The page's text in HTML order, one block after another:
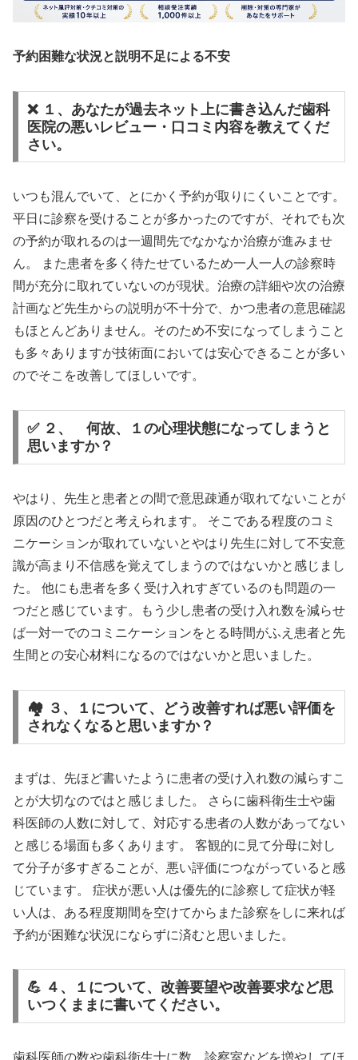
予約困難な状況と説明不足による不安
❌ １、あなたが過去ネット上に書き込んだ歯科
医院の悪いレビュー・口コミ内容を教えてくだ
さい。
いつも混んでいて、とにかく予約が取りにくいことです。
平日に診察を受けることが多かったのですが、それでも次
の予約が取れるのは一週間先でなかなか治療が進みませ
ん。 また患者を多く待たせているため一人一人の診察時
間が充分に取れていないのが現状。治療の詳細や次の治療
計画など先生からの説明が不十分で、かつ患者の意思確認
もほとんどありません。そのため不安になってしまうこと
も多々ありますが技術面においては安心できることが多い
のでそこを改善してほしいです。
✅ ２、 何故、１の心理状態になってしまうと
思いますか？
やはり、先生と患者との間で意思疎通が取れてないことが
原因のひとつだと考えられます。 そこである程度のコミ
ニケーションが取れていないとやはり先生に対して不安意
識が高まり不信感を覚えてしまうのではないかと感じまし
た。 他にも患者を多く受け入れすぎているのも問題の一
つだと感じています。もう少し患者の受け入れ数を減らせ
ば一対一でのコミニケーションをとる時間がふえ患者と先
生間との安心材料になるのではないかと思いました。
🏘️ ３、１について、どう改善すれば悪い評価を
されなくなると思いますか？
まずは、先ほど書いたように患者の受け入れ数の減らすこ
とが大切なのではと感じました。 さらに歯科衛生士や歯
科医師の人数に対して、対応する患者の人数があってない
と感じる場面も多くあります。 客観的に見て分母に対し
て分子が多すぎることが、悪い評価につながっていると感
じています。 症状が悪い人は優先的に診察して症状が軽
い人は、ある程度期間を空けてからまた診察をしに来れば
予約が困難な状況にならずに済むと思いました。
💪 ４、１について、改善要望や改善要求など思
いつくままに書いてください。
歯科医師の数や歯科衛生士に数、診察室などを増やしてほ